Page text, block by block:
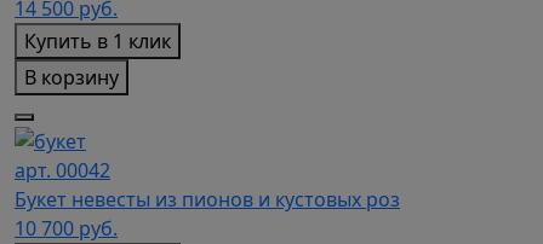
14 500 руб.
Купить в 1 клик
В корзину
арт. 00042
Букет невесты из пионов и кустовых роз
10 700 руб.